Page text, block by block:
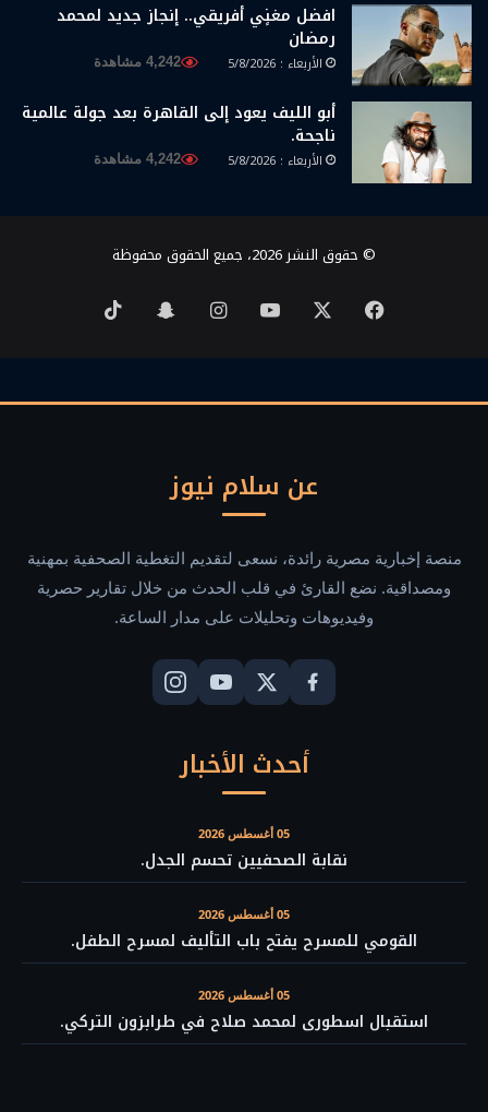
افضل مغنٍي أفريقي.. إنجاز جديد لمحمد
رمضان
الأربعاء : 5/8/2026 4,242 مشاهدة
أبو الليف يعود إلى القاهرة بعد جولة عالمية
ناجحة.
الأربعاء : 5/8/2026 4,242 مشاهدة
© حقوق النشر 2026، جميع الحقوق محفوظة
فيسبوك ‫YouTubeانستقرامسناب
عن سلام نيوز
منصة إخبارية مصرية رائدة، نسعى لتقديم التغطية الصحفية بمهنية
ومصداقية. نضع القارئ في قلب الحدث من خلال تقارير حصرية
وفيديوهات وتحليلات على مدار الساعة.
أحدث الأخبار
05 أغسطس 2026
نقابة الصحفيين تحسم الجدل.
05 أغسطس 2026
القومي للمسرح يفتح باب التأليف لمسرح الطفل.
05 أغسطس 2026
استقبال اسطورى لمحمد صلاح في طرابزون التركي.